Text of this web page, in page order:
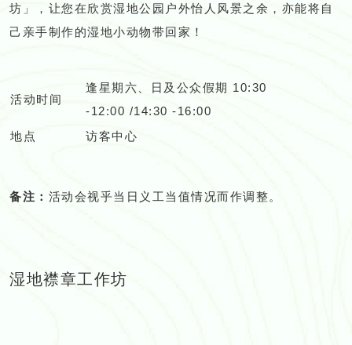
坊」，让您在欣赏湿地公园户外怡人风景之余，亦能将自
己亲手制作的湿地小动物带回家！
活动时间
逢星期六、日及公众假期 10:30
-12:00 /14:30 -16:00
地点
访客中心
备注： 活动会视乎当日义工当值情况而作调整。
湿地襟章工作坊